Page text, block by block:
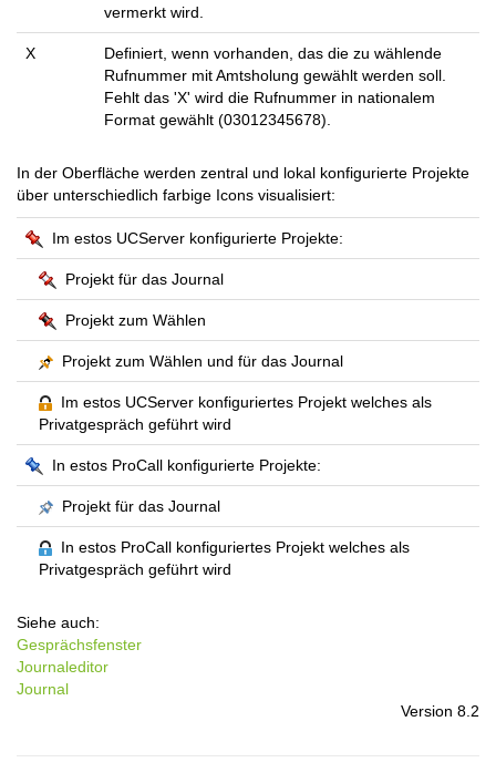
vermerkt wird.
X
Definiert, wenn vorhanden, das die zu wählende
Rufnummer mit Amtsholung gewählt werden soll.
Fehlt das 'X' wird die Rufnummer in nationalem
Format gewählt (03012345678).
In der Oberfläche werden zentral und lokal konfigurierte Projekte
über unterschiedlich farbige Icons visualisiert:
Im estos UCServer konfigurierte Projekte:
Projekt für das Journal
Projekt zum Wählen
Projekt zum Wählen und für das Journal
Im estos UCServer konfiguriertes Projekt welches als
Privatgespräch geführt wird
In estos ProCall konfigurierte Projekte:
Projekt für das Journal
In estos ProCall konfiguriertes Projekt welches als
Privatgespräch geführt wird
Siehe auch:
Gesprächsfenster
Journaleditor
Journal
Version 8.2